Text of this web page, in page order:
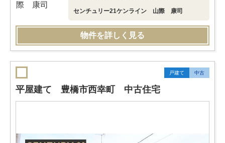
センチュリー21ケンライン 山際 康司
物件を詳しく見る
戸建て 中古
平屋建て 豊橋市西幸町 中古住宅